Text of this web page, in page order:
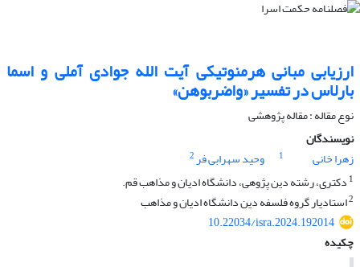
ارزیابی مبانی هرمنوتیکی آیت الله جوادی آملی و اسما
بارلاس در تفسیر «واضربوهن»
نوع مقاله : مقاله پژوهشی
نویسندگان
زهرا خانی
1 وحید سهرابی فر2
1 دکتری، رشته دین پژوهی، دانشگاه ادیان و مذاهب قم.
2استادیار گروه فلسفه دین دانشگاه ادیان و مذاهب
10.22034/isra.2024.192014
چکیده